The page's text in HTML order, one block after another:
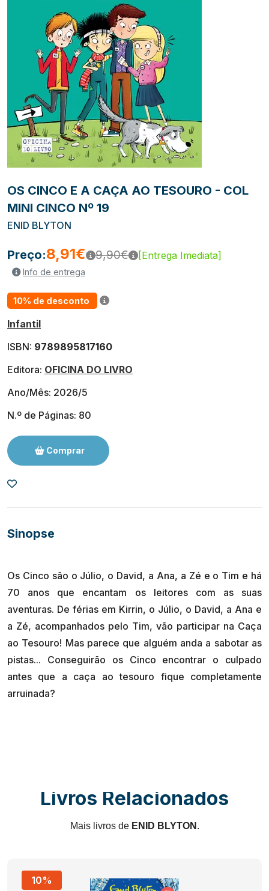
OS CINCO E A CAÇA AO TESOURO - COL
MINI CINCO Nº 19
ENID BLYTON
Preço:8,91€ 9,90€ [Entrega Imediata]
Info de entrega
10% de desconto
Infantil
ISBN: 9789895817160
Editora: OFICINA DO LIVRO
Ano/Mês: 2026/5
N.º de Páginas: 80
Comprar
Sinopse
Os Cinco são o Júlio, o David, a Ana, a Zé e o Tim e há
70 anos que encantam os leitores com as suas
aventuras. De férias em Kirrin, o Júlio, o David, a Ana e
a Zé, acompanhados pelo Tim, vão participar na Caça
ao Tesouro! Mas parece que alguém anda a sabotar as
pistas... Conseguirão os Cinco encontrar o culpado
antes que a caça ao tesouro fique completamente
Livros Relacionados
Mais livros de ENID BLYTON .
10%